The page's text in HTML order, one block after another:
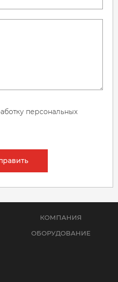
персональных
КОМПАНИЯ
ОБОРУДОВАНИЕ